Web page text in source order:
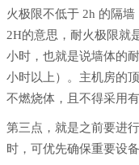
火极限不低于 2h 的隔
2H的意思，耐火极限就
小时，也就是说墙体的
小时以上）。主机房的
不燃烧体，且不得采用
第三点，就是之前要进
时，可优先确保重要设备